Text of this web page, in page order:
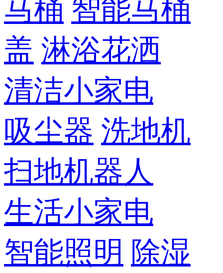
马桶 智能马桶
盖 淋浴花洒
清洁小家电
吸尘器 洗地机
扫地机器人
生活小家电
智能照明 除湿